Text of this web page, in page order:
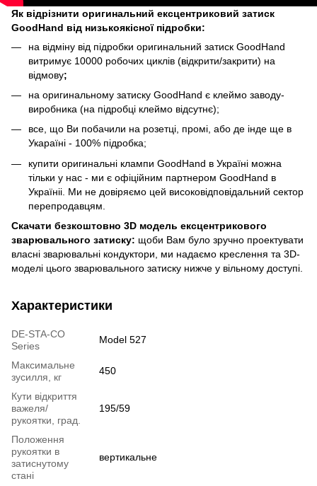
Як відрізнити оригинальний ексцентриковий затиск
GoodHand від низькоякісної підробки:
на відміну від підробки оригинальний затиск GoodHand
витримує 10000 робочих циклів (відкрити/закрити) на
відмову;
на оригинальному затиску GoodHand є клеймо заводу-
виробника (на підробці клеймо відсутнє);
все, що Ви побачили на розетці, промі, або де інде ще в
Укараїні - 100% підробка;
купити оригинальні клампи GoodHand в Україні можна
тільки у нас - ми є офіційним партнером GoodHand в
Україніі. Ми не довіряємо цей високовідповідальний сектор
перепродавцям.
Скачати безкоштовно 3D модель ексцентрикового
зварювального затиску: щоби Вам було зручно проектувати
власні зварювальні кондуктори, ми надаємо креслення та 3D-
моделі цього зварювального затиску нижче у вільному доступі.
Характеристики
DE-STA-CO
Series
Model 527
Максимальне
зусилля, кг
450
Кути відкриття
важеля/
рукоятки, град.
195/59
Положення
рукоятки в
затиснутому
стані
вертикальне